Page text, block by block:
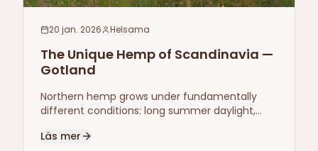
20 jan. 2026 Helsama
The Unique Hemp of Scandinavia —
Gotland
Northern hemp grows under fundamentally
different conditions: long summer daylight,
harvest, defined by climate.
Läs mer